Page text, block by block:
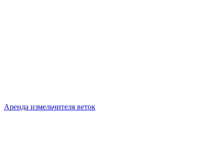
Аренда измельчителя веток